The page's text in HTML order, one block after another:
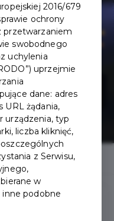
Cyfrowa Gmina
2016/679
ochrony
przetwarzaniem
swobodnego
uchylenia
uprzejmie
dane: adres
URL żądania,
urządzenia, typ
liczba kliknięć,
z Serwisu,
w
inne podobne